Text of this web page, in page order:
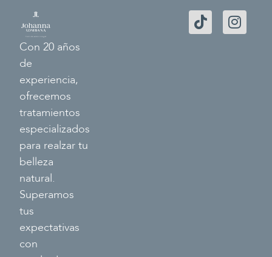
Con 20 años
de
experiencia,
ofrecemos
tratamientos
especializados
para realzar tu
belleza
natural.
Superamos
tus
expectativas
con